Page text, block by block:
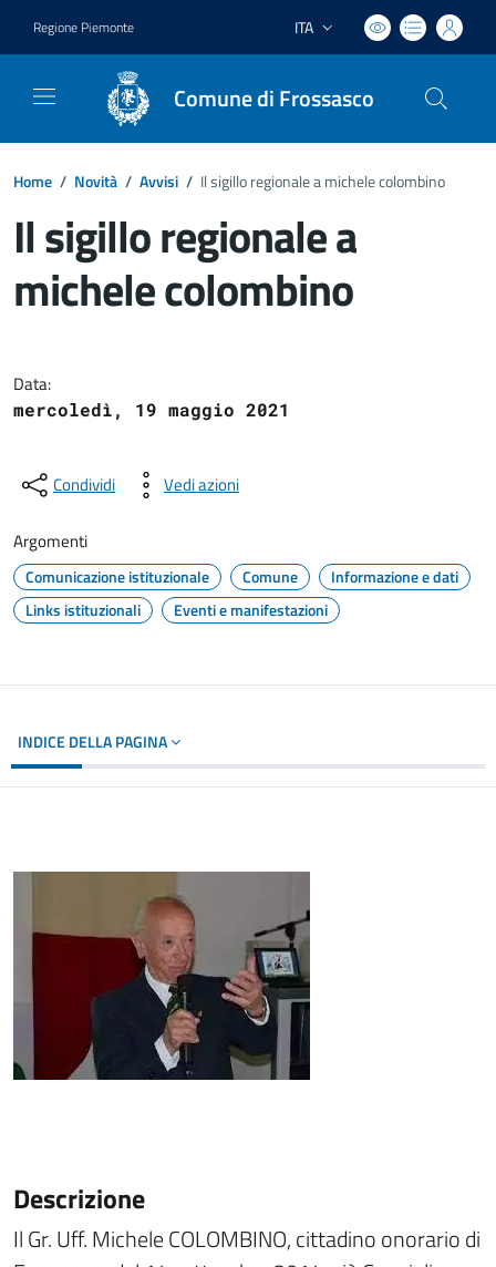
Regione Piemonte Lingua attiva:
ITA
Comune di Frossasco
Home / Novità / Avvisi / Il sigillo regionale a michele colombino
Il sigillo regionale a
michele colombino
Data:
mercoledì, 19 maggio 2021
Condividi Vedi azioni
Argomenti
Comunicazione istituzionale Comune
Informazione e dati
Links istituzionali
Eventi e manifestazioni
INDICE DELLA PAGINA
Descrizione
Il Gr. Uff. Michele COLOMBINO, cittadino onorario di